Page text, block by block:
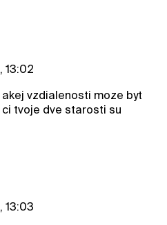
13:02
akej vzdialenosti moze byt
tvoje dve starosti su
13:03